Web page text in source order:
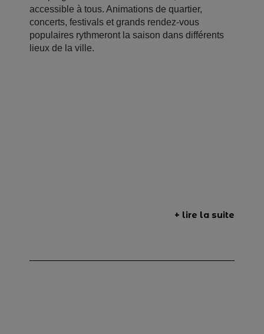
accessible à tous. Animations de quartier,
concerts, festivals et grands rendez-vous
populaires rythmeront la saison dans différents
lieux de la ville.
+ lire la suite